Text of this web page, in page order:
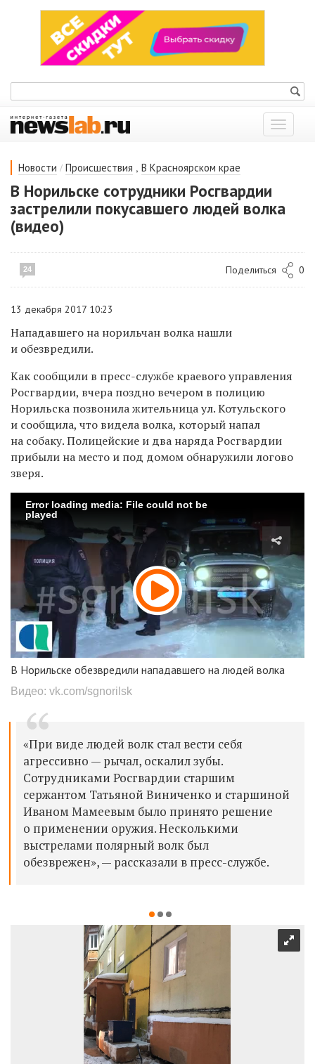
Показать
меню
Новости / Происшествия , В Красноярском крае
В Норильске сотрудники Росгвардии
застрелили покусавшего людей волка
(видео)
24 Поделиться 0
13 декабря 2017 10:23
Нападавшего на норильчан волка нашли
и обезвредили.
Как сообщили в пресс-службе краевого управления
Росгвардии, вчера поздно вечером в полицию
Норильска позвонила жительница ул. Котульского
и сообщила, что видела волка, который напал
на собаку. Полицейские и два наряда Росгвардии
прибыли на место и под домом обнаружили логово
зверя.
Error loading media: File could not be
played
В Норильске обезвредили нападавшего на людей волка
Видео: vk.com/sgnorilsk
«При виде людей волк стал вести себя
агрессивно — рычал, оскалил зубы.
Сотрудниками Росгвардии старшим
сержантом Татьяной Виниченко и старшиной
Иваном Мамеевым было принято решение
о применении оружия. Несколькими
выстрелами полярный волк был
обезврежен», — рассказали в пресс-службе.